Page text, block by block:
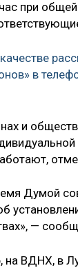
при
в
и
Думой
—
на ВДНХ, в